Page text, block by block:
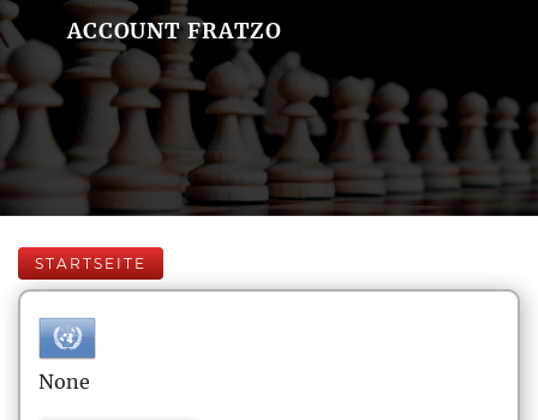
ACCOUNT FRATZO
STARTSEITE
None